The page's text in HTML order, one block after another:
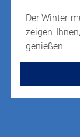
Der Winter
zeigen
genießen.